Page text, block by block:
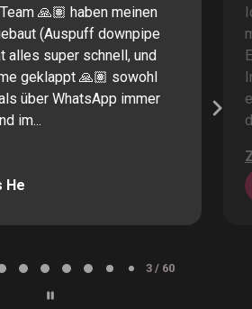
🙏🏽 haben meinen
(Auspuff downpipe
alles super schnell, und
geklappt 🙏🏽 sowohl
über WhatsApp immer
im...
He
3 / 60